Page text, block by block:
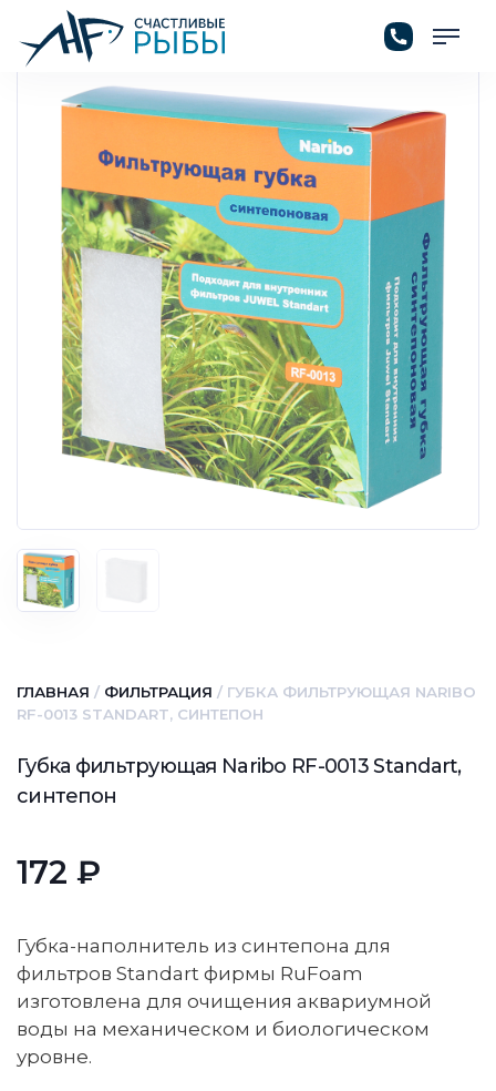
ГЛАВНАЯ / ФИЛЬТРАЦИЯ / ГУБКА ФИЛЬТРУЮЩАЯ NARIBO
RF-0013 STANDART, СИНТЕПОН
Губка фильтрующая Naribo RF-0013 Standart,
синтепон
172 ₽
Губка-наполнитель из синтепона для
фильтров Standart фирмы RuFoam
изготовлена для очищения аквариумной
воды на механическом и биологическом
уровне.